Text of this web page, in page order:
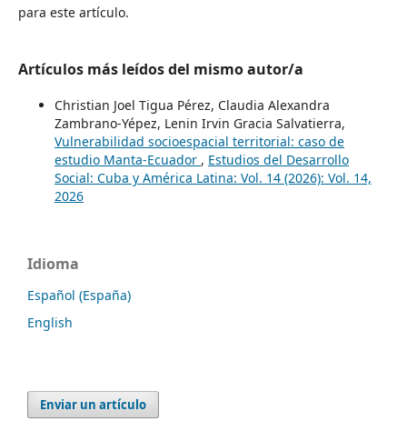
para este artículo.
Artículos más leídos del mismo autor/a
Christian Joel Tigua Pérez, Claudia Alexandra
Zambrano-Yépez, Lenin Irvin Gracia Salvatierra,
Vulnerabilidad socioespacial territorial: caso de
estudio Manta-Ecuador , Estudios del Desarrollo
Social: Cuba y América Latina: Vol. 14 (2026): Vol. 14,
2026
Idioma
Español (España)
English
Enviar un artículo